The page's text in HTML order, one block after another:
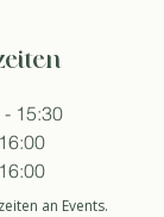
- 15:30
an Events.